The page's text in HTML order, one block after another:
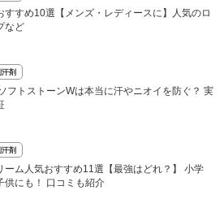
すすめ10選【メンズ・レディースに】人気のロ
など
剤
フトストーンWは本当に汗やニオイを防ぐ？ 実
剤
ーム人気おすすめ11選【最強はどれ？】 小学
供にも！ 口コミも紹介